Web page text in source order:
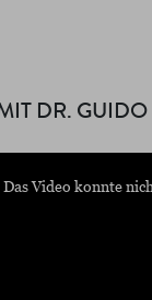
DR.
Das Video konnte